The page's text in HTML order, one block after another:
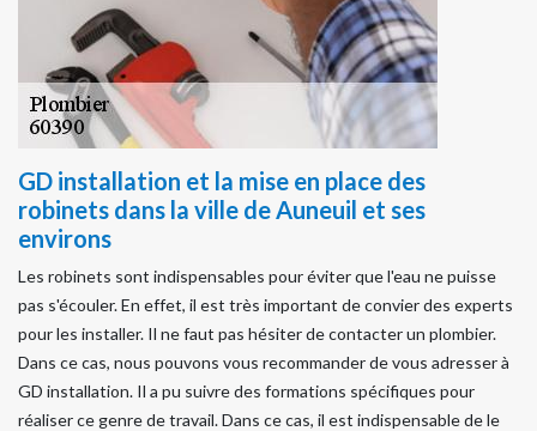
GD installation et la mise en place des
robinets dans la ville de Auneuil et ses
environs
Les robinets sont indispensables pour éviter que l'eau ne puisse
pas s'écouler. En effet, il est très important de convier des experts
pour les installer. Il ne faut pas hésiter de contacter un plombier.
Dans ce cas, nous pouvons vous recommander de vous adresser à
GD installation. Il a pu suivre des formations spécifiques pour
réaliser ce genre de travail. Dans ce cas, il est indispensable de le